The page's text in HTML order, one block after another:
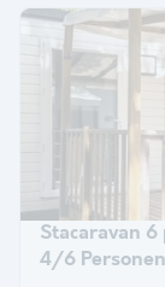
Stacaravan
4/6 Personen